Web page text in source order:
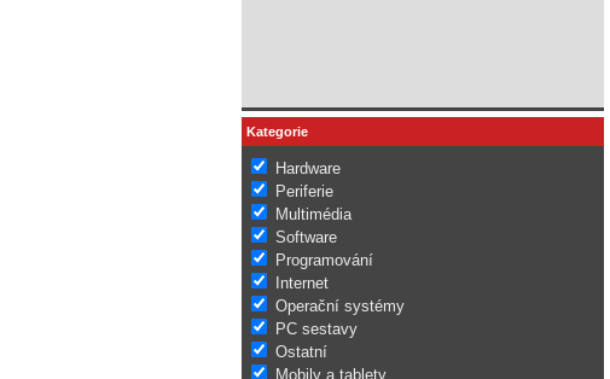
Kategorie
Hardware
Periferie
Multimédia
Software
Programování
Internet
Operační systémy
PC sestavy
Ostatní
Mobily a tablety